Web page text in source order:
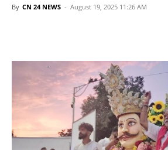
By CN 24 NEWS - August 19, 2025 11:26 AM